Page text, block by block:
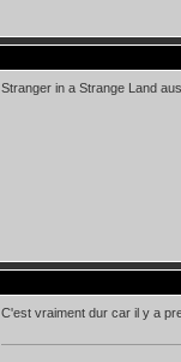
Stranger in a Strange Land
C'est vraiment dur car il y a